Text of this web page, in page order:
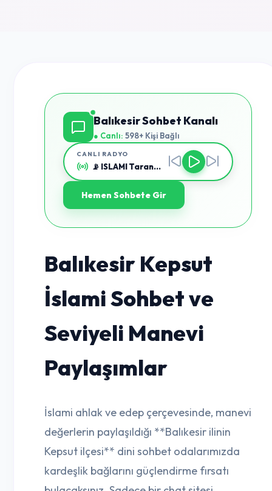
Balıkesir Sohbet Kanalı
● Canlı: 598+ Kişi Bağlı
CANLI RADYO
Kral Pop
Hemen Sohbete Gir
Balıkesir Kepsut
İslami Sohbet ve
Seviyeli Manevi
Paylaşımlar
İslami ahlak ve edep çerçevesinde, manevi
değerlerin paylaşıldığı **Balıkesir ilinin
Kepsut ilçesi** dini sohbet odalarımızda
kardeşlik bağlarını güçlendirme fırsatı